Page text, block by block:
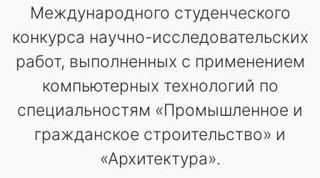
Международного студенческого
конкурса научно-исследовательских
работ, выполненных с применением
компьютерных технологий по
специальностям «Промышленное и
гражданское строительство» и
«Архитектура».